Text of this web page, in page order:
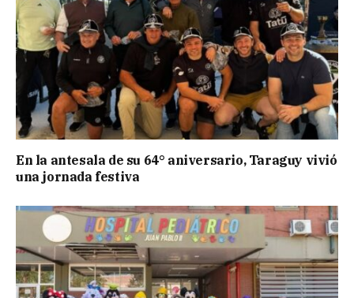
En la antesala de su 64° aniversario, Taraguy vivió
una jornada festiva